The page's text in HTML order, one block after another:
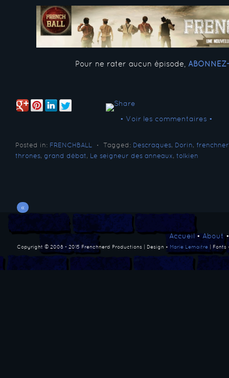
Pour ne rater aucun épisode,
• Voir les commentaires •
Posted in: FRENCHBALL ⋅ Tagged: Descraques, Dorin,
thrones, grand débat, Le seigneur des anneaux, tolkien
«
Accueil• About
Copyright © 2008 - 2015 Frenchnerd Productions | Design • Marie Lemaitre |